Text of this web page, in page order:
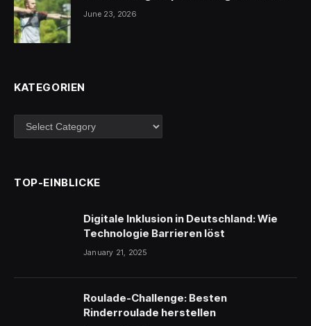
June 23, 2026
KATEGORIEN
Kategorien
TOP-EINBLICKE
Digitale Inklusion in Deutschland: Wie
Technologie Barrieren löst
January 21, 2025
Roulade-Challenge: Besten
Rinderroulade herstellen